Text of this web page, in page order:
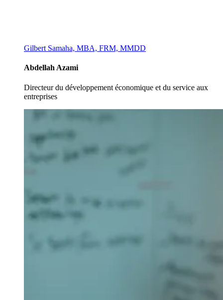
Gilbert Samaha, MBA, FRM, MMDD
Abdellah Azami
Directeur du développement économique et du service aux
entreprises